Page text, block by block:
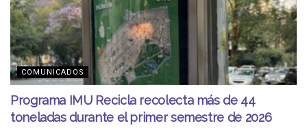
COMUNICADOS
Programa IMU Recicla recolecta más de 44
toneladas durante el primer semestre de 2026